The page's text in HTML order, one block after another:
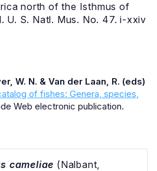
north of the Isthmus of
U. S. Natl. Mus. No. 47. i-xxiv
W. N. & Van der Laan, R. (eds)
of fishes: Genera, species,
Web electronic publication.
cameliae (Nalbant,